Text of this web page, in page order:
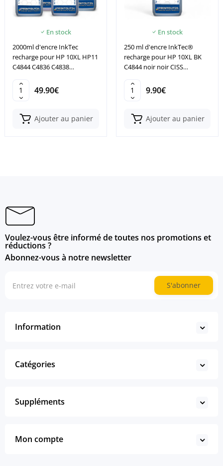
En stock
2000ml d'encre InkTec
recharge pour HP 10XL HP11
C4844 C4836 C4838
49.90€
Ajouter au panier
En stock
250 ml d'encre InkTec®
recharge pour HP 10XL BK
C4844 noir noir CISS
9.90€
Ajouter au panier
Voulez-vous être informé de toutes nos promotions et
réductions ?
Abonnez-vous à notre newsletter
S'abonner
Information
Catégories
Suppléments
Mon compte